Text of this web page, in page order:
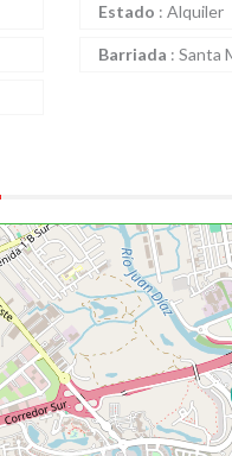
Estado : Alquiler
Barriada : Santa